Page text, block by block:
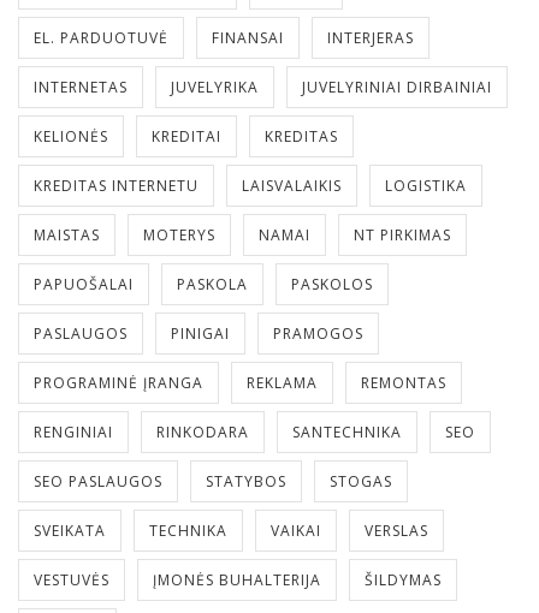
EL. PARDUOTUVĖ FINANSAI INTERJERAS
INTERNETAS JUVELYRIKA JUVELYRINIAI DIRBAINIAI
KELIONĖS KREDITAI KREDITAS
KREDITAS INTERNETU LAISVALAIKIS LOGISTIKA
MAISTAS MOTERYS NAMAI NT PIRKIMAS
PAPUOŠALAI PASKOLA PASKOLOS
PASLAUGOS PINIGAI PRAMOGOS
PROGRAMINĖ ĮRANGA REKLAMA REMONTAS
RENGINIAI RINKODARA SANTECHNIKA SEO
SEO PASLAUGOS STATYBOS STOGAS
SVEIKATA TECHNIKA VAIKAI VERSLAS
VESTUVĖS ĮMONĖS BUHALTERIJA ŠILDYMAS